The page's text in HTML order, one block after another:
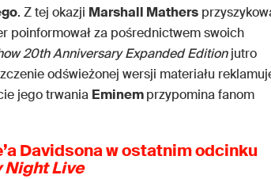
. Z tej okazji Marshall Mathers
poinformował za pośrednictwem swoich
20th Anniversary Expanded Editionjutro
odświeżonej wersji materiału
jego trwania Eminemprzypomina fanom
Davidsona w ostatnim odcinku
Night Live